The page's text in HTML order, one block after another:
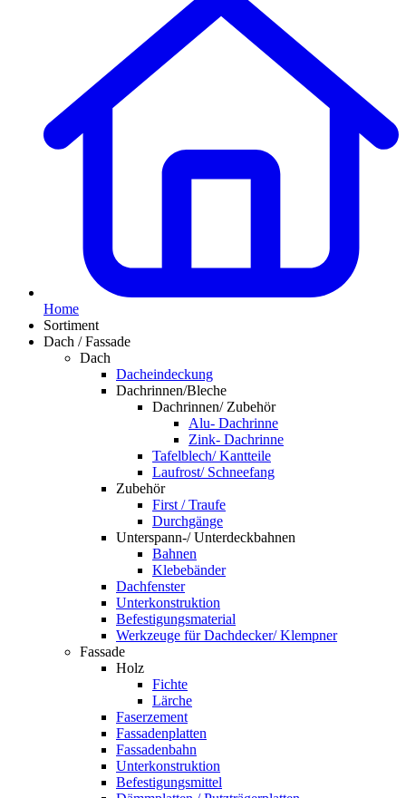
Home
Sortiment
Dach / Fassade
Dach
Dacheindeckung
Dachrinnen/Bleche
Dachrinnen/ Zubehör
Alu- Dachrinne
Zink- Dachrinne
Tafelblech/ Kantteile
Laufrost/ Schneefang
Zubehör
First / Traufe
Durchgänge
Unterspann-/ Unterdeckbahnen
Bahnen
Klebebänder
Dachfenster
Unterkonstruktion
Befestigungsmaterial
Werkzeuge für Dachdecker/ Klempner
Fassade
Holz
Fichte
Lärche
Faserzement
Fassadenplatten
Fassadenbahn
Unterkonstruktion
Befestigungsmittel